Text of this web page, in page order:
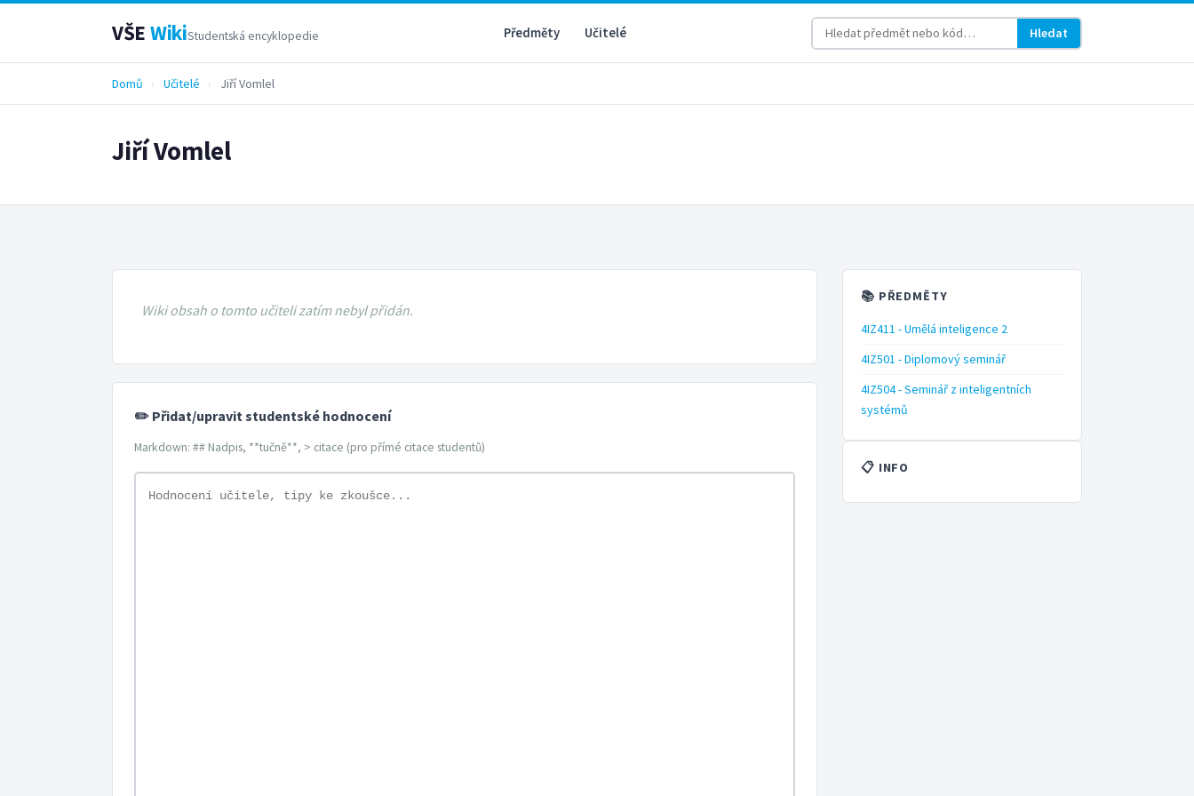
VŠE WikiStudentská encyklopedie Předměty Učitelé Hledat
Domů › Učitelé › Jiří Vomlel
Jiří Vomlel
Wiki obsah o tomto učiteli zatím nebyl přidán.
✏️ Přidat/upravit studentské hodnocení
Markdown: ## Nadpis, **tučně**, > citace (pro přímé citace studentů)
📚 PŘEDMĚTY
4IZ411 - Umělá inteligence 2
4IZ501 - Diplomový seminář
4IZ504 - Seminář z inteligentních
systémů
📋 INFO